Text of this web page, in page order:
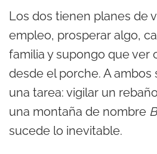
Los dos tienen planes de
empleo, prosperar algo,
familia y supongo que ver
desde el porche. A ambos
una tarea: vigilar un
una montaña de nombre
sucede lo inevitable.